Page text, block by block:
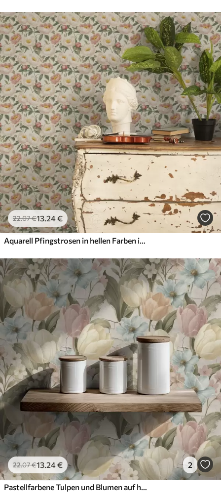
22.07€13.24€
Aquarell Pfingstrosen in hellen Farben im Retro-Stil
22.07€13.24€ 2
Pastellfarbene Tulpen und Blumen auf hellem, rissigem Hintergrund